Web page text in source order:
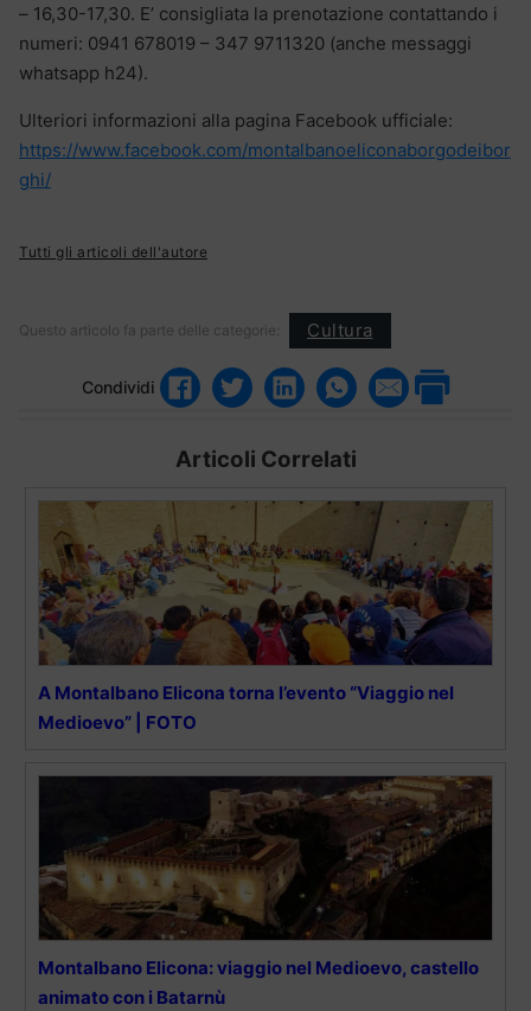
– 16,30-17,30. E’ consigliata la prenotazione contattando i
numeri: 0941 678019 – 347 9711320 (anche messaggi
whatsapp h24).
Ulteriori informazioni alla pagina Facebook ufficiale:
https://www.facebook.com/montalbanoeliconaborgodeibor
ghi/
Tutti gli articoli dell'autore
Questo articolo fa parte delle categorie: Cultura
Condividi
Articoli Correlati
A Montalbano Elicona torna l’evento “Viaggio nel
Medioevo” | FOTO
Montalbano Elicona: viaggio nel Medioevo, castello
animato con i Batarnù